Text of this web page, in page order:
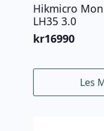
Hikmicro
LH35 3.0
kr16990
Les